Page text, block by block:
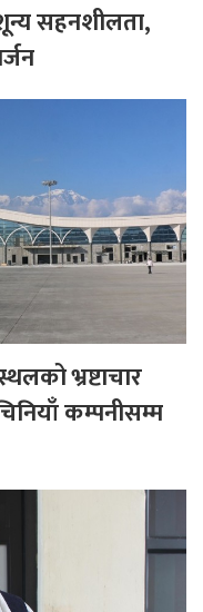
सहनशीलता,
भ्रष्टाचार
कम्पनीसम्म